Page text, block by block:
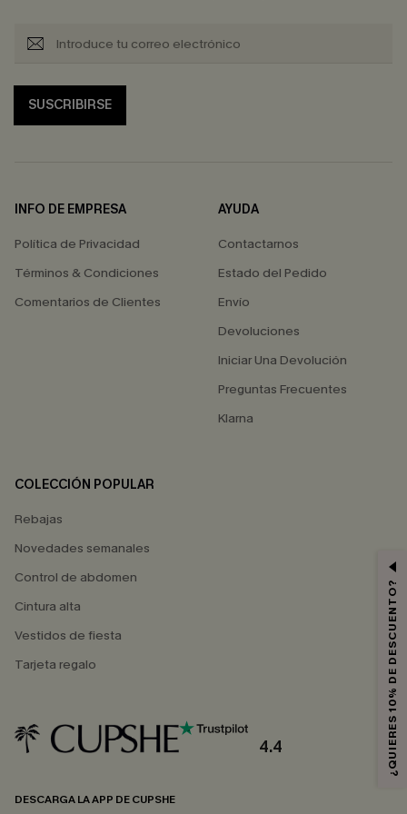
SUSCRIBIRSE
INFO DE EMPRESA
Política de Privacidad
Términos & Condiciones
Comentarios de Clientes
AYUDA
Contactarnos
Estado del Pedido
Envío
Devoluciones
Iniciar Una Devolución
Preguntas Frecuentes
Klarna
COLECCIÓN POPULAR
Rebajas
Novedades semanales
Control de abdomen
Cintura alta
Vestidos de fiesta
Tarjeta regalo
4.4
DESCARGA LA APP DE CUPSHE
¿QUIERES 10% DE DESCUENTO?